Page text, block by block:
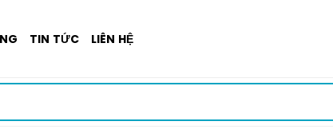
TIN TỨC LIÊN HỆ